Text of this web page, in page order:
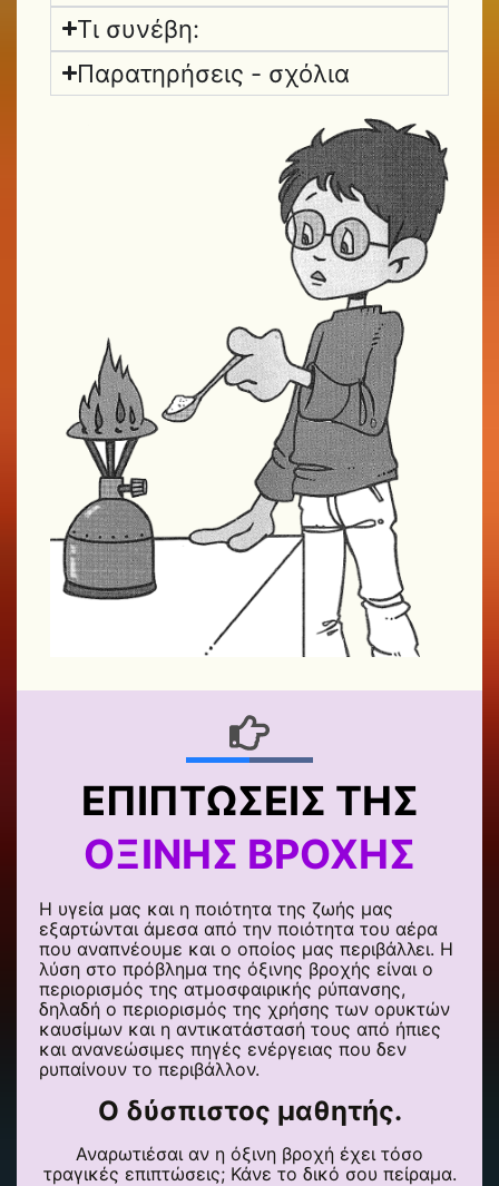
Τι συνέβη:
Παρατηρήσεις - σχόλια
ΕΠΙΠΤΏΣΕΙΣ ΤΗΣ
ΌΞΙΝΗΣ ΒΡΟΧΉΣ
Η υγεία μας και η ποιότητα της ζωής μας
εξαρτώνται άμεσα από την ποιότητα του αέρα
που αναπνέουμε και ο οποίος μας περιβάλλει. Η
λύση στο πρόβλημα της όξινης βροχής είναι ο
περιορισμός της ατμοσφαιρικής ρύπανσης,
δηλαδή ο περιορισμός της χρήσης των ορυκτών
καυσίμων και η αντικατάστασή τους από ήπιες
και ανανεώσιμες πηγές ενέργειας που δεν
ρυπαίνουν το περιβάλλον.
Ο δύσπιστος μαθητής.
Αναρωτιέσαι αν η όξινη βροχή έχει τόσο
τραγικές επιπτώσεις; Κάνε το δικό σου πείραμα.